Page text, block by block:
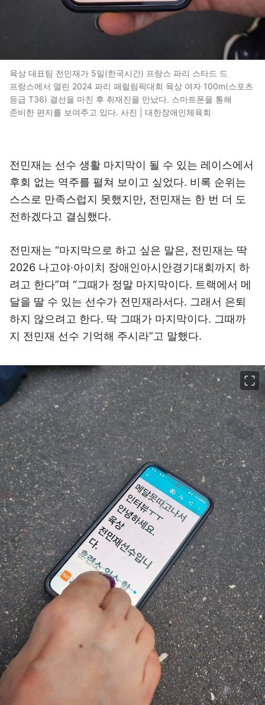
육상 대표팀 전민재가 5일(한국시간) 프랑스 파리 스타드 드
프랑스에서 열린 2024 파리 패럴림픽대회 육상 여자 100m(스포츠
등급 T36) 결선을 마친 후 취재진을 만났다. 스마트폰을 통해
준비한 편지를 보여주고 있다. 사진 | 대한장애인체육회
전민재는 선수 생활 마지막이 될 수 있는 레이스에서
후회 없는 역주를 펼쳐 보이고 싶었다. 비록 순위는
스스로 만족스럽지 못했지만, 전민재는 한 번 더 도
전하겠다고 결심했다.
전민재는 “마지막으로 하고 싶은 말은, 전민재는 딱
2026 나고야·아이치 장애인아시안경기대회까지 하
려고 한다”며 “그때가 정말 마지막이다. 트랙에서 메
달을 딸 수 있는 선수가 전민재라서다. 그래서 은퇴
하지 않으려고 한다. 딱 그때가 마지막이다. 그때까
지 전민재 선수 기억해 주시라”고 말했다.